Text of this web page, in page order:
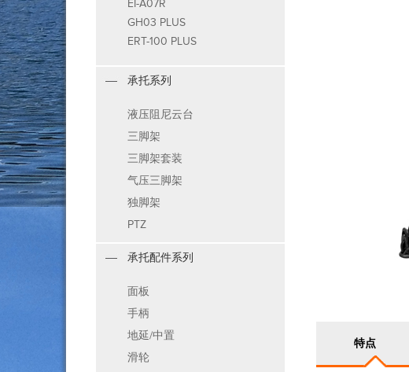
EI-A07R
GH03 PLUS
ERT-100 PLUS
承托系列
液压阻尼云台
三脚架
三脚架套装
气压三脚架
独脚架
PTZ
承托配件系列
面板
手柄
地延/中置
滑轮
特点